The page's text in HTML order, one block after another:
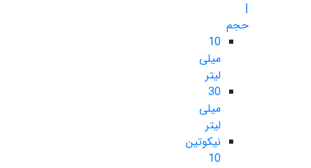
|
حجم
10
میلی
لیتر
30
میلی
لیتر
نیکوتین
10